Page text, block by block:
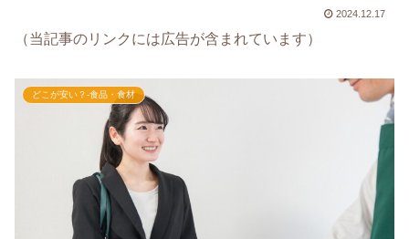
2024.12.17
（当記事のリンクには広告が含まれています）
どこが安い？-食品・食材